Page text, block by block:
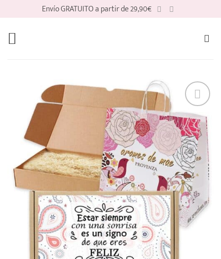
contenido
Envío GRATUITO a partir de 29,90€